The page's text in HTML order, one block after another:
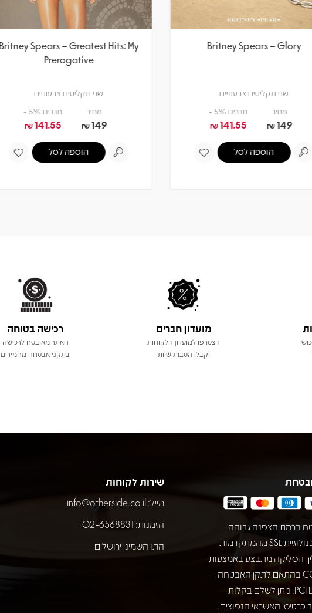
Britney Spears –
שני תקליטים צבעוניים
₪
141.55
₪
הוספה לסל
Britney Spears – Greatest Hits: My
Prerogative
שני תקליטים צבעוניים
₪
141.55
₪
הוספה לסל
מועדון חברים
הצטרפו למועדון הלקוחות
וקבלו הטבות שוות
רכישה בטוחה
האתר מאובטח לרכישה
בתקני אבטחה מחמירים
ברמת הצפנה גבוהה
באמצעות טכנולוגיית SSL מהמתקדמות
הסליקה מתבצע באמצעות
חברת COMAX בהתאם לתקן האבטחה
המחמיר PCI DSS. ניתן לשלם בקלות
כרטיסי האשראי הנפוצים.
שירות לקוחות
מייל: info@otherside.co.il
הזמנות: 02-6568831
התו השמיני ירושלים